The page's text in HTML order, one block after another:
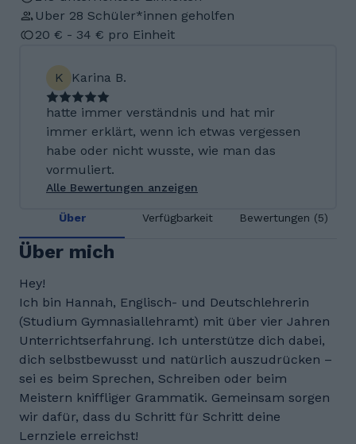
Uber 28 Schüler*innen geholfen
20 € - 34 € pro Einheit
K Karina B.
hatte immer verständnis und hat mir
immer erklärt, wenn ich etwas vergessen
habe oder nicht wusste, wie man das
vormuliert.
Alle Bewertungen anzeigen
Über Verfügbarkeit Bewertungen (5)
Über mich
Hey!
Ich bin Hannah, Englisch- und Deutschlehrerin
(Studium Gymnasiallehramt) mit über vier Jahren
Unterrichtserfahrung. Ich unterstütze dich dabei,
dich selbstbewusst und natürlich auszudrücken –
sei es beim Sprechen, Schreiben oder beim
Meistern kniffliger Grammatik. Gemeinsam sorgen
wir dafür, dass du Schritt für Schritt deine
Lernziele erreichst!